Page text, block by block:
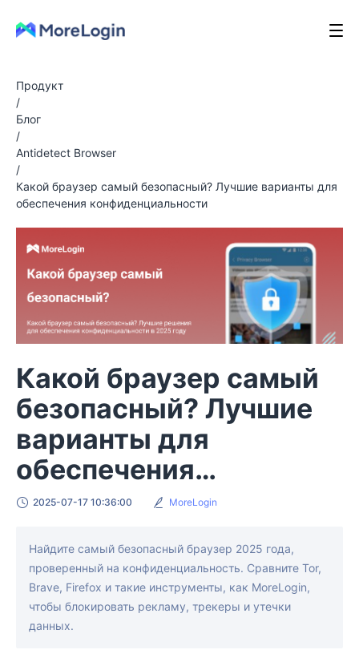
Продукт
/
Блог
/
Antidetect Browser
/
Какой браузер самый безопасный? Лучшие варианты для
обеспечения конфиденциальности
Какой браузер самый
безопасный? Лучшие
варианты для
обеспечения
конфиденциальности
2025-07-17 10:36:00 MoreLogin
Найдите самый безопасный браузер 2025 года,
проверенный на конфиденциальность. Сравните Tor,
Brave, Firefox и такие инструменты, как MoreLogin,
чтобы блокировать рекламу, трекеры и утечки
данных.